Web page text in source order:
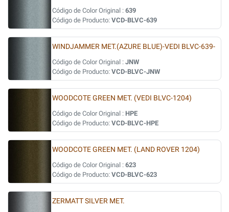
Código de Color Original : 639
Código de Producto: VCD-BLVC-639
WINDJAMMER MET.(AZURE BLUE)-VEDI BLVC-639-
Código de Color Original : JNW
Código de Producto: VCD-BLVC-JNW
WOODCOTE GREEN MET. (VEDI BLVC-1204)
Código de Color Original : HPE
Código de Producto: VCD-BLVC-HPE
WOODCOTE GREEN MET. (LAND ROVER 1204)
Código de Color Original : 623
Código de Producto: VCD-BLVC-623
ZERMATT SILVER MET.